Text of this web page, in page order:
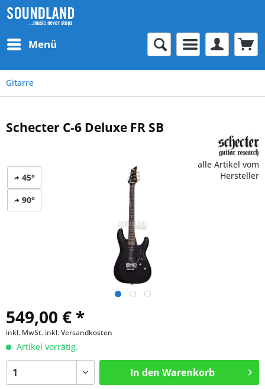
Menü
Gitarre
Schecter C-6 Deluxe FR SB
alle Artikel vom
Hersteller
45°
90°
549,00 € *
inkl. MwSt. inkl. Versandkosten
Artikel vorrätig.
In den Warenkorb